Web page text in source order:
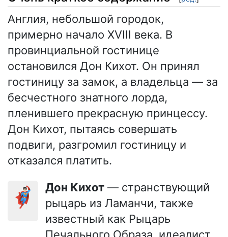
Англия, небольшой городок,
примерно начало XVIII века. В
провинциальной гостинице
остановился Дон Кихот. Он принял
гостиницу за замок, а владельца — за
бесчестного знатного лорда,
пленившего прекрасную принцессу.
Дон Кихот, пытаясь совершать
подвиги, разгромил гостиницу и
отказался платить.
🦸🏻‍♂️ Дон Кихот — странствующий
рыцарь из Ламанчи, также
известный как Рыцарь
Печального Образа, идеалист,